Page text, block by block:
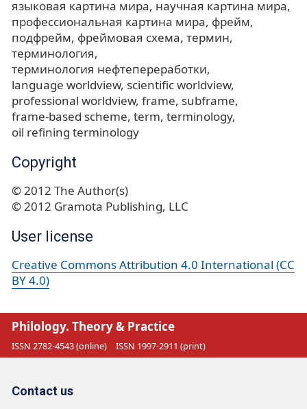
языковая картина мира научная картина мира
профессиональная картина мира фрейм
подфрейм фреймовая схема термин
терминология
терминология нефтепереработки
language worldview scientific worldview
professional worldview frame subframe
frame-based scheme term terminology
oil refining terminology
Copyright
© 2012 The Author(s)
© 2012 Gramota Publishing, LLC
User license
Creative Commons Attribution 4.0 International (CC
BY 4.0)
Philology. Theory & Practice
ISSN 2782-4543 (online) ISSN 1997-2911 (print)
Contact us